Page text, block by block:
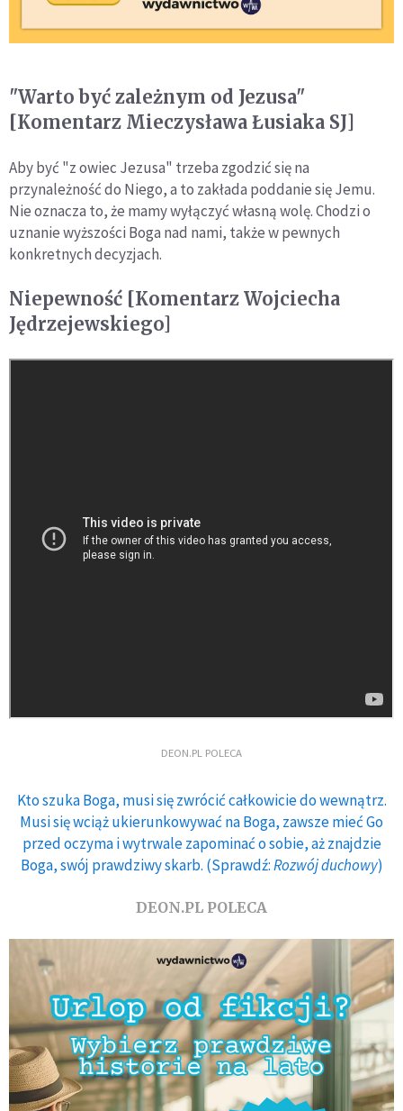
"Warto być zależnym od Jezusa"
[Komentarz Mieczysława Łusiaka SJ]
Aby być "z owiec Jezusa" trzeba zgodzić się na
przynależność do Niego, a to zakłada poddanie się Jemu.
Nie oznacza to, że mamy wyłączyć własną wolę. Chodzi o
uznanie wyższości Boga nad nami, także w pewnych
konkretnych decyzjach.
Niepewność [Komentarz Wojciecha
Jędrzejewskiego]
DEON.PL POLECA
Kto szuka Boga, musi się zwrócić całkowicie do wewnątrz.
Musi się wciąż ukierunkowywać na Boga, zawsze mieć Go
przed oczyma i wytrwale zapominać o sobie, aż znajdzie
Boga, swój prawdziwy skarb. (Sprawdź:Rozwój duchowy)
DEON.PL POLECA